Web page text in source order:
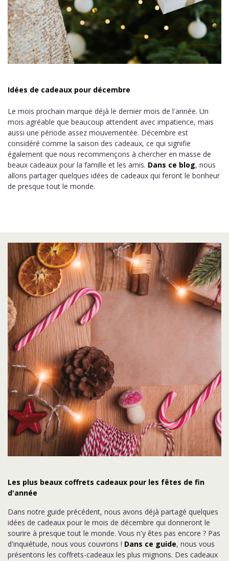
Idées de cadeaux pour décembre
Le mois prochain marque déjà le dernier mois de l'année. Un
mois agréable que beaucoup attendent avec impatience, mais
aussi une période assez mouvementée. Décembre est
considéré comme la saison des cadeaux, ce qui signifie
également que nous recommençons à chercher en masse de
beaux cadeaux pour la famille et les amis. Dans ce blog, nous
allons partager quelques idées de cadeaux qui feront le bonheur
de presque tout le monde.
Les plus beaux coffrets cadeaux pour les fêtes de fin
d'année
Dans notre guide précédent, nous avons déjà partagé quelques
idées de cadeaux pour le mois de décembre qui donneront le
sourire à presque tout le monde. Vous n'y êtes pas encore ? Pas
d'inquiétude, nous vous couvrons ! Dans ce guide, nous vous
présentons les coffrets-cadeaux les plus mignons. Des cadeaux